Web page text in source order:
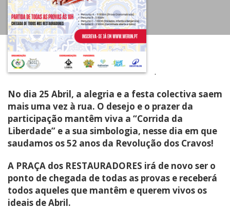
.
No dia 25 Abril, a alegria e a festa colectiva saem
mais uma vez à rua. O desejo e o prazer da
participação mantêm viva a “Corrida da
Liberdade” e a sua simbologia, nesse dia em que
saudamos os 52 anos da Revolução dos Cravos!
A PRAÇA dos RESTAURADORES irá de novo ser o
ponto de chegada de todas as provas e receberá
todos aqueles que mantêm e querem vivos os
ideais de Abril.